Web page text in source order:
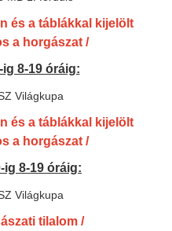
és a táblákkal kijelölt
a horgászat /
ig 8-19 óráig:
Világkupa
és a táblákkal kijelölt
a horgászat /
ig 8-19 óráig:
Világkupa
tilalom /